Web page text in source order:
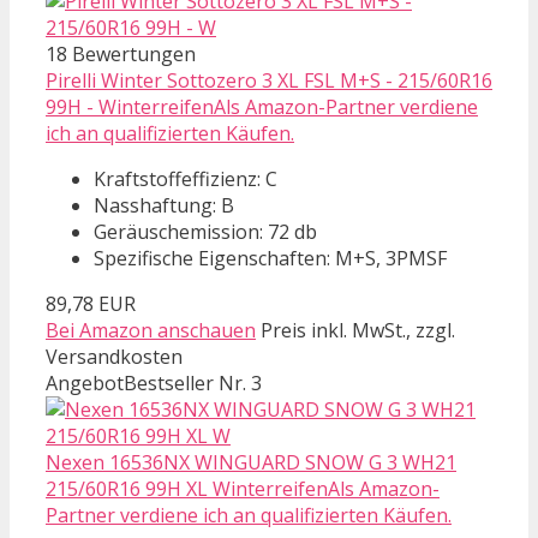
18 Bewertungen
Pirelli Winter Sottozero 3 XL FSL M+S - 215/60R16
99H - WinterreifenAls Amazon-Partner verdiene
ich an qualifizierten Käufen.
Kraftstoffeffizienz: C
Nasshaftung: B
Geräuschemission: 72 db
Spezifische Eigenschaften: M+S, 3PMSF
89,78 EUR
Bei Amazon anschauen Preis inkl. MwSt., zzgl.
Versandkosten
AngebotBestseller Nr. 3
Nexen 16536NX WINGUARD SNOW G 3 WH21
215/60R16 99H XL WinterreifenAls Amazon-
Partner verdiene ich an qualifizierten Käufen.